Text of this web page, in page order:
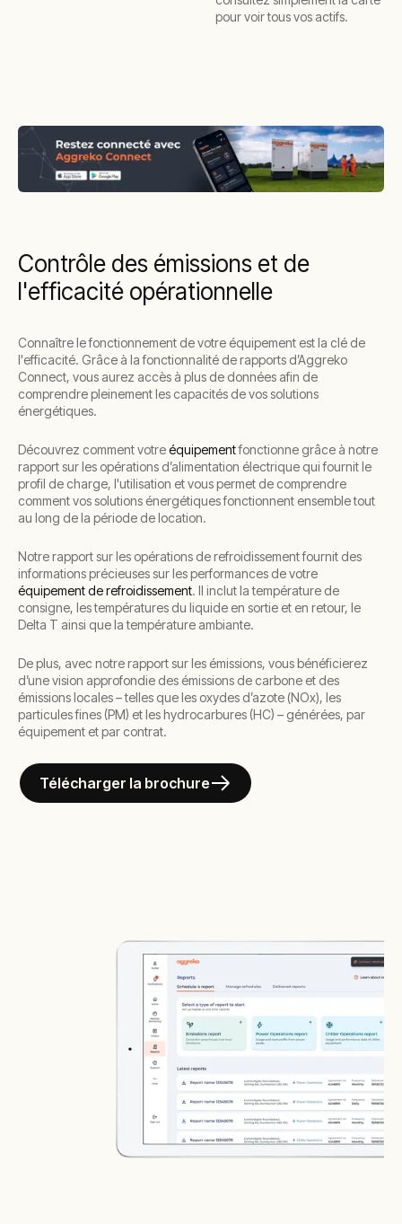
pour voir tous vos actifs.
Contrôle des émissions et de
l'efficacité opérationnelle
Connaître le fonctionnement de votre équipement est la clé de
l'efficacité. Grâce à la fonctionnalité de rapports d’Aggreko
Connect, vous aurez accès à plus de données afin de
comprendre pleinement les capacités de vos solutions
énergétiques.
Découvrez comment votreéquipementfonctionne grâce à notre
rapport sur les opérations d’alimentation électrique qui fournit le
profil de charge, l'utilisation et vous permet de comprendre
comment vos solutions énergétiques fonctionnent ensemble tout
au long de la période de location.
Notre rapport sur les opérations de refroidissement fournit des
informations précieuses sur les performances de votre
équipement de refroidissement. Il inclut la température de
consigne, les températures du liquide en sortie et en retour, le
Delta T ainsi que la température ambiante.
De plus, avec notre rapport sur les émissions, vous bénéficierez
d’une vision approfondie des émissions de carbone et des
émissions locales – telles que les oxydes d’azote (NOx), les
particules fines (PM) et les hydrocarbures (HC) – générées, par
équipement et par contrat.
Télécharger la brochure